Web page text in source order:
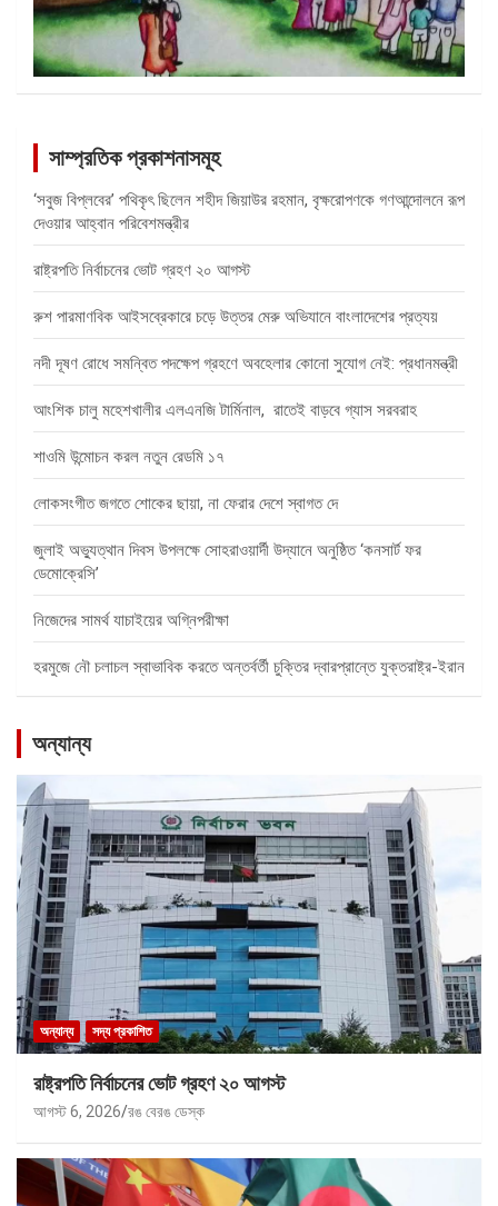
সাম্প্রতিক প্রকাশনাসমূহ
‘সবুজ বিপ্লবের’ পথিকৃৎ ছিলেন শহীদ জিয়াউর রহমান, বৃক্ষরোপণকে গণআন্দোলনে রূপ
দেওয়ার আহ্বান পরিবেশমন্ত্রীর
রাষ্ট্রপতি নির্বাচনের ভোট গ্রহণ ২০ আগস্ট
রুশ পারমাণবিক আইসব্রেকারে চড়ে উত্তর মেরু অভিযানে বাংলাদেশের প্রত্যয়
নদী দূষণ রোধে সমন্বিত পদক্ষেপ গ্রহণে অবহেলার কোনো সুযোগ নেই: প্রধানমন্ত্রী
আংশিক চালু মহেশখালীর এলএনজি টার্মিনাল, রাতেই বাড়বে গ্যাস সরবরাহ
শাওমি উন্মোচন করল নতুন রেডমি ১৭
লোকসংগীত জগতে শোকের ছায়া, না ফেরার দেশে স্বাগত দে
জুলাই অভ্যুত্থান দিবস উপলক্ষে সোহরাওয়ার্দী উদ্যানে অনুষ্ঠিত ‘কনসার্ট ফর
ডেমোক্রেসি’
নিজেদের সামর্থ যাচাইয়ের অগ্নিপরীক্ষা
হরমুজে নৌ চলাচল স্বাভাবিক করতে অন্তর্বর্তী চুক্তির দ্বারপ্রান্তে যুক্তরাষ্ট্র-ইরান
অন্যান্য
অন্যান্য সদ্য প্রকাশিত
রাষ্ট্রপতি নির্বাচনের ভোট গ্রহণ ২০ আগস্ট
আগস্ট 6, 2026 রঙ বেরঙ ডেস্ক